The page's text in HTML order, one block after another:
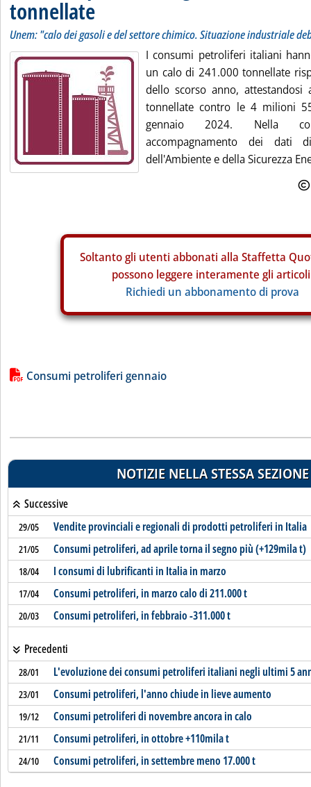
tonnellate
Unem: "calo dei gasoli e del settore chimico. Situazione industriale
I consumi petroliferi italiani
un calo di 241.000 tonnellate
dello scorso anno,
tonnellate contro le 4 milioni
gennaio 2024. Nella
accompagnamento dei dati
dell'Ambiente e della Sicurezza
Soltanto gli utenti abbonati alla Staffetta
possono leggere interamente gli
Richiedi un abbonamento di prova
Lista allegati PDF alla notizia
Consumi petroliferi gennaio
NOTIZIE NELLA STESSA SEZIONE
Successive
29/05 Vendite provinciali e regionali di prodotti petroliferi in Italia
21/05 Consumi petroliferi, ad aprile torna il segno più (+129mila t)
18/04 I consumi di lubrificanti in Italia in marzo
17/04 Consumi petroliferi, in marzo calo di 211.000 t
20/03 Consumi petroliferi, in febbraio -311.000 t
Precedenti
28/01 L'evoluzione dei consumi petroliferi italiani negli ultimi 5
23/01 Consumi petroliferi, l'anno chiude in lieve aumento
19/12 Consumi petroliferi di novembre ancora in calo
21/11 Consumi petroliferi, in ottobre +110mila t
24/10 Consumi petroliferi, in settembre meno 17.000 t